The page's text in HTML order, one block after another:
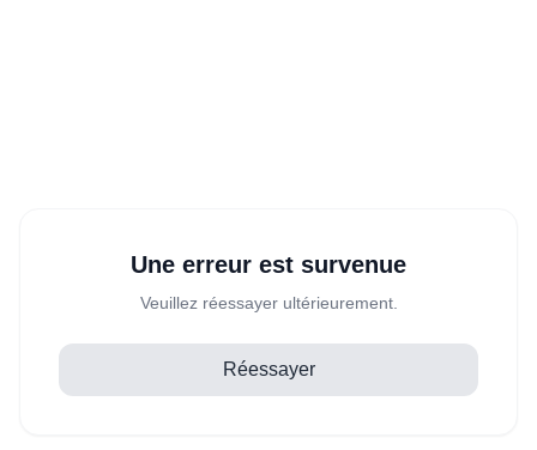
Une erreur est survenue
Veuillez réessayer ultérieurement.
Réessayer